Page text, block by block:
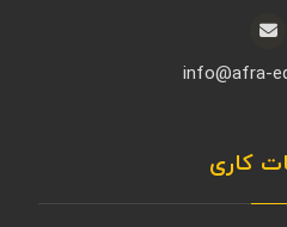
info@afra-
کاری